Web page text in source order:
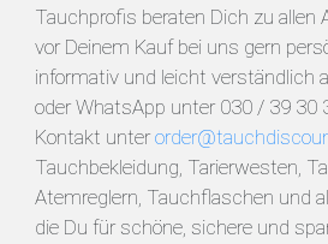
Tauchprofis beraten Dich zu allen
vor Deinem Kauf bei uns gern
informativ und leicht verständlich
oder WhatsApp unter 030 / 39 30
Kontakt unter
Tauchbekleidung, Tarierwesten,
Atemreglern, Tauchflaschen und
die Du für schöne, sichere und